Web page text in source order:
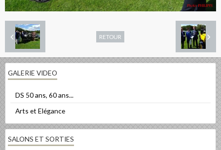
RETOUR
GALERIE VIDEO
DS 50 ans, 60 ans...
Arts et Elégance
SALONS ET SORTIES